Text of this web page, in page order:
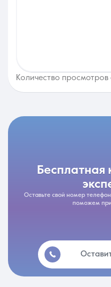
Количество
бесплатная консультация
Оставьте свой номер
поможем